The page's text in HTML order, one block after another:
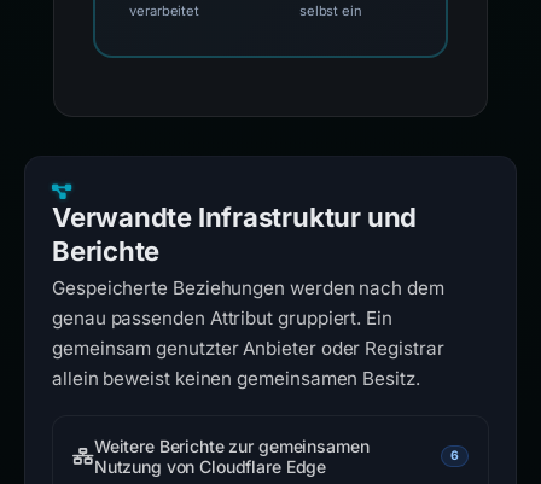
verarbeitet
selbst ein
Verwandte Infrastruktur und
Berichte
Gespeicherte Beziehungen werden nach dem
genau passenden Attribut gruppiert. Ein
gemeinsam genutzter Anbieter oder Registrar
allein beweist keinen gemeinsamen Besitz.
Weitere Berichte zur gemeinsamen
Nutzung von Cloudflare Edge
6